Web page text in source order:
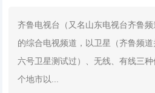
齐鲁电视台（又名山东电视台齐鲁
的综合电视频道，以卫星（齐鲁频
六号卫星测试过）、无线、有线三
个地市以...